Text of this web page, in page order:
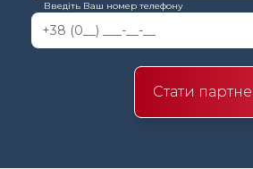
Введіть Ваш номер телефону
Стати